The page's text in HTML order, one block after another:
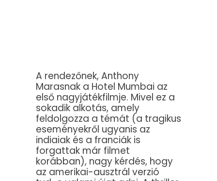
A rendezőnek, Anthony
Marasnak a Hotel Mumbai az
első nagyjátékfilmje. Mivel ez a
sokadik alkotás, amely
feldolgozza a témát (a tragikus
eseményekről ugyanis az
indiaiak és a franciák is
forgattak már filmet
korábban), nagy kérdés, hogy
az amerikai-ausztrál verzió